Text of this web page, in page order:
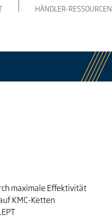
HÄNDLER-RESSOURCEN
maximale Effektivität
KMC-Ketten